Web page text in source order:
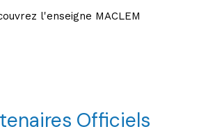
l'enseigne MACLEM
Officiels